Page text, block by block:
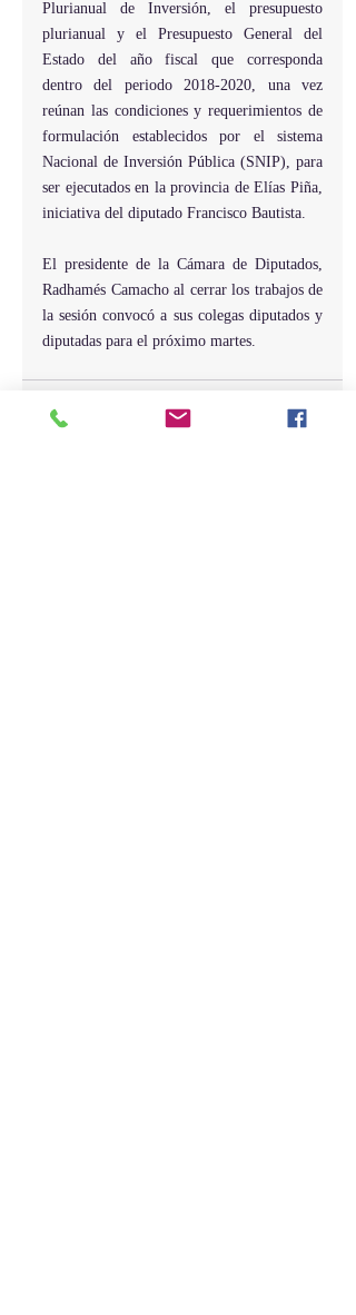
Plurianual de Inversión, el presupuesto
plurianual y el Presupuesto General del
Estado del año fiscal que corresponda
dentro del periodo 2018-2020, una vez
reúnan las condiciones y requerimientos de
formulación establecidos por el sistema
Nacional de Inversión Pública (SNIP), para
ser ejecutados en la provincia de Elías Piña,
iniciativa del diputado Francisco Bautista.
El presidente de la Cámara de Diputados,
Radhamés Camacho al cerrar los trabajos de
la sesión convocó a sus colegas diputados y
diputadas para el próximo martes.